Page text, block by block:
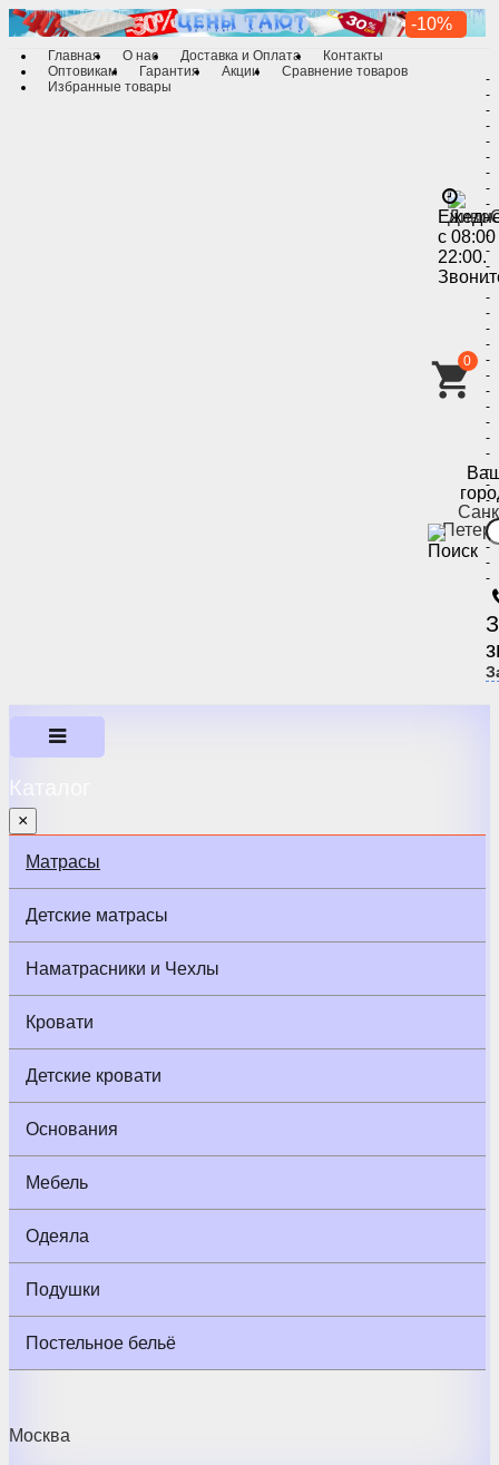
Главная О нас Доставка и Оплата
Контакты
Оптовикам
Гарантия Акции
Сравнение товаров
Избранные товары
с
22:00.
-
-
-
-
-
-
-
-
-
-
-
-
-
-
-
-
-
-
-
-
-
-
-
-
-
-
-
-
-
-
-
-
-
0
Каталог
×
Матрасы
Детские матрасы
Наматрасники и Чехлы
Кровати
Детские кровати
Основания
Мебель
Одеяла
Подушки
Постельное бельё
Москва
-10%